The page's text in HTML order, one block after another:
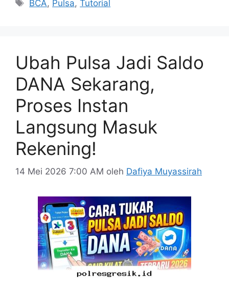
BCA, Pulsa,Tutorial
Ubah Pulsa Jadi Saldo
DANA Sekarang,
Proses Instan
Langsung Masuk
Rekening!
14 Mei 2026 7:00 AM oleh Dafiya Muyassirah